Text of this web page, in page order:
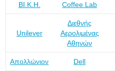
ΒΙ.Κ.Η. Coffee Lab
Unilever
Διεθνής
Αερολιμένας
Αθηνών
Απολλώνιον Dell